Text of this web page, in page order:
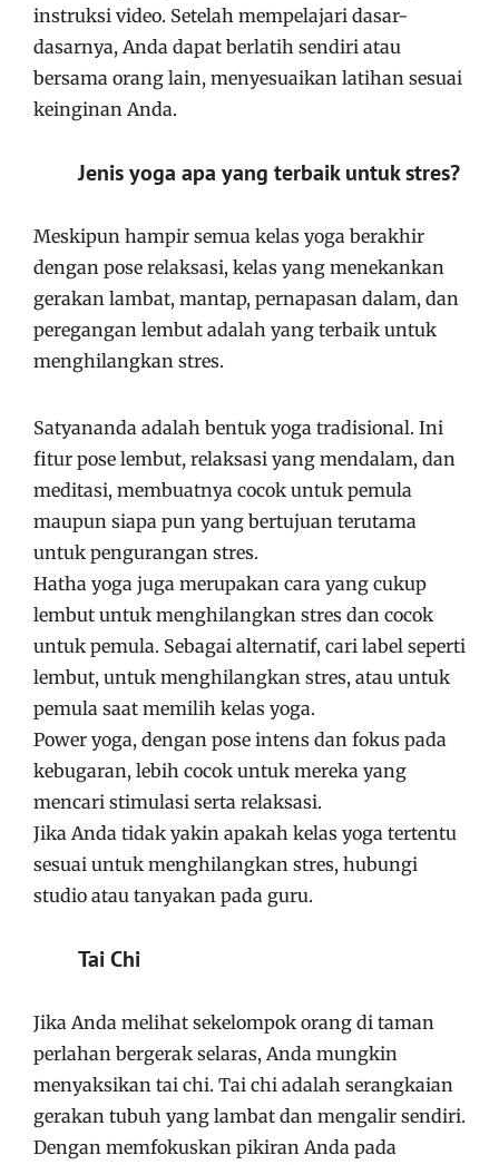
instruksi video. Setelah mempelajari dasar-
dasarnya, Anda dapat berlatih sendiri atau
bersama orang lain, menyesuaikan latihan sesuai
keinginan Anda.
Jenis yoga apa yang terbaik untuk stres?
Meskipun hampir semua kelas yoga berakhir
dengan pose relaksasi, kelas yang menekankan
gerakan lambat, mantap, pernapasan dalam, dan
peregangan lembut adalah yang terbaik untuk
menghilangkan stres.
Satyananda adalah bentuk yoga tradisional. Ini
fitur pose lembut, relaksasi yang mendalam, dan
meditasi, membuatnya cocok untuk pemula
maupun siapa pun yang bertujuan terutama
untuk pengurangan stres.
Hatha yoga juga merupakan cara yang cukup
lembut untuk menghilangkan stres dan cocok
untuk pemula. Sebagai alternatif, cari label seperti
lembut, untuk menghilangkan stres, atau untuk
pemula saat memilih kelas yoga.
Power yoga, dengan pose intens dan fokus pada
kebugaran, lebih cocok untuk mereka yang
mencari stimulasi serta relaksasi.
Jika Anda tidak yakin apakah kelas yoga tertentu
sesuai untuk menghilangkan stres, hubungi
studio atau tanyakan pada guru.
Tai Chi
Jika Anda melihat sekelompok orang di taman
perlahan bergerak selaras, Anda mungkin
menyaksikan tai chi. Tai chi adalah serangkaian
gerakan tubuh yang lambat dan mengalir sendiri.
Dengan memfokuskan pikiran Anda pada